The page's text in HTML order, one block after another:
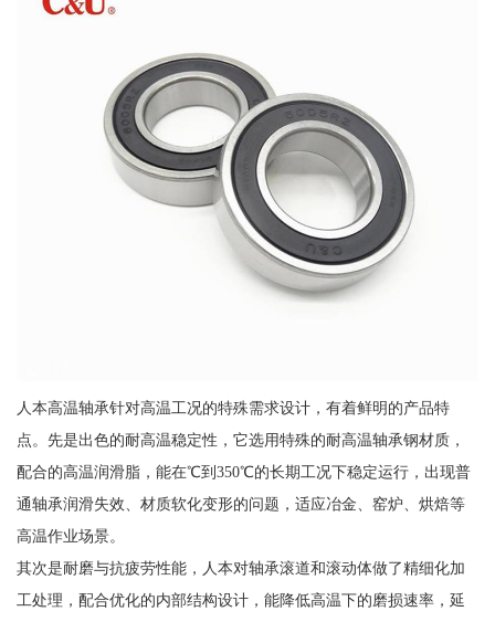
人本高温轴承针对高温工况的特殊需求设计，有着鲜明的产品特
点。先是出色的耐高温稳定性，它选用特殊的耐高温轴承钢材质，
配合的高温润滑脂，能在℃到350℃的长期工况下稳定运行，出现普
通轴承润滑失效、材质软化变形的问题，适应冶金、窑炉、烘焙等
高温作业场景。
其次是耐磨与抗疲劳性能，人本对轴承滚道和滚动体做了精细化加
工处理，配合优化的内部结构设计，能降低高温下的磨损速率，延